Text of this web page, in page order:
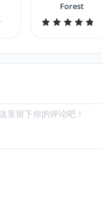
Forest